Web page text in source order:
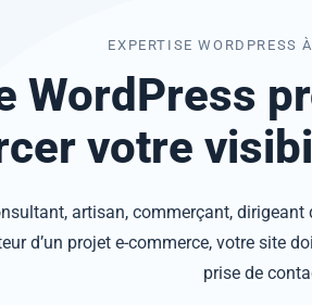
EXPERTISE WORDPRESS
WordPress
votre
artisan, commerçant,
d’un projet e-commerce, votre site
prise de